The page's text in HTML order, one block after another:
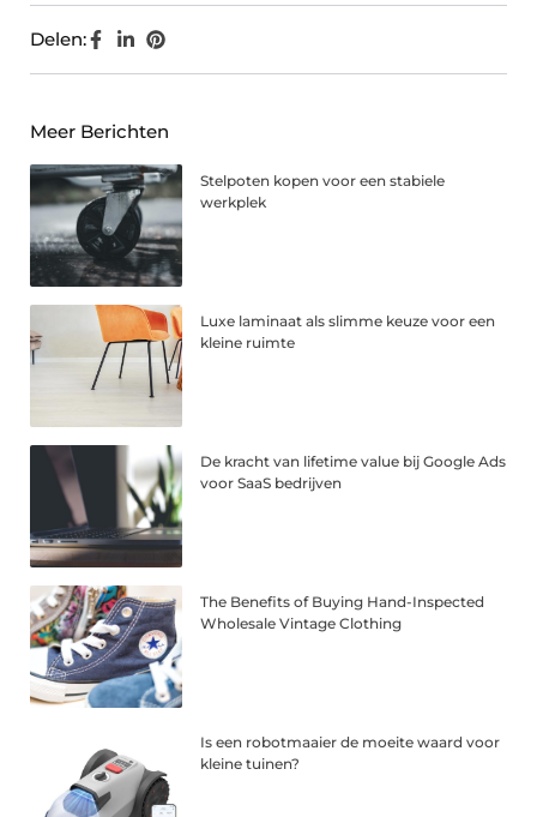
Delen:
Meer Berichten
Stelpoten kopen voor een stabiele
werkplek
Luxe laminaat als slimme keuze voor een
kleine ruimte
De kracht van lifetime value bij Google Ads
voor SaaS bedrijven
The Benefits of Buying Hand-Inspected
Wholesale Vintage Clothing
Is een robotmaaier de moeite waard voor
kleine tuinen?